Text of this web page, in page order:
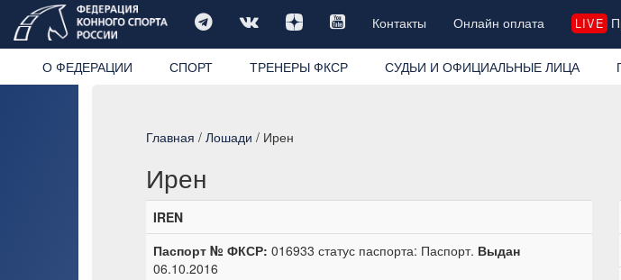
Контакты Онлайн оплата LIVE
О ФЕДЕРАЦИИ СПОРТ ТРЕНЕРЫ ФКСР СУДЬИ И ОФИЦИАЛЬНЫЕ ЛИЦА
Главная / Лошади / Ирен
Ирен
IREN
Паспорт № ФКСР: 016933 статус паспорта: Паспорт. Выдан
06.10.2016